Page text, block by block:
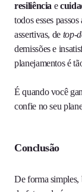
resiliência e
todos esses
assertivas, de top-
demissões e
planejamentos é
É quando você
confie no seu
Conclusão
De forma simples,